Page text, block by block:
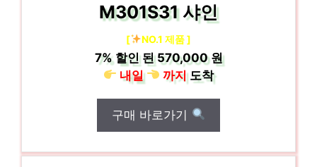
M301S31 샤인
[ NO.1 제품 ]
7%할인 된570,000 원
내일
까지도착
구매 바로가기